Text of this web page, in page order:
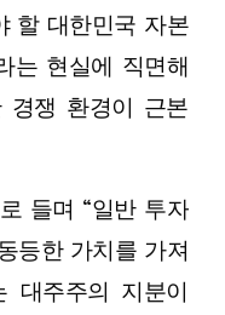
할 대한민국 자본
는 현실에 직면해
경쟁 환경이 근본
들며 “일반 투자
등한 가치를 가져
대주주의 지분이